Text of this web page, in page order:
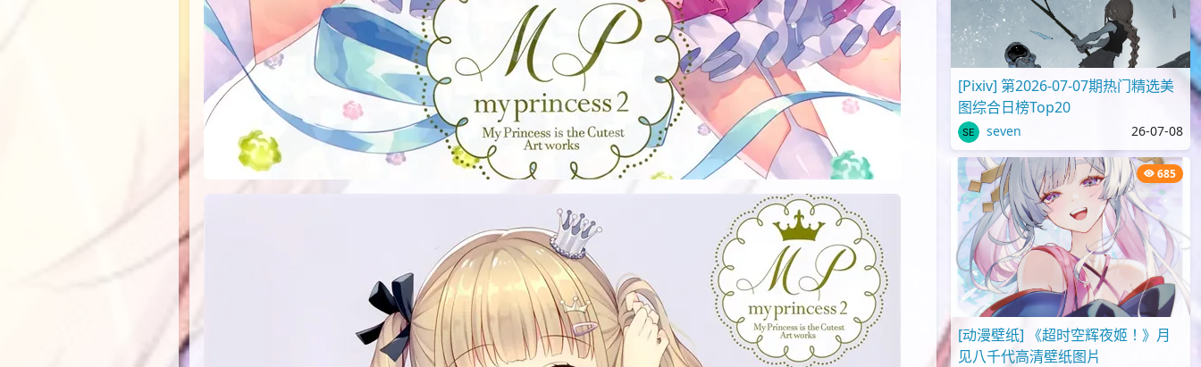
[Pixiv] 第2026-07-07期热门精选美
图综合日榜Top20
seven 26-07-08
685
[动漫壁纸] 《超时空辉夜姬！》月
见八千代高清壁纸图片